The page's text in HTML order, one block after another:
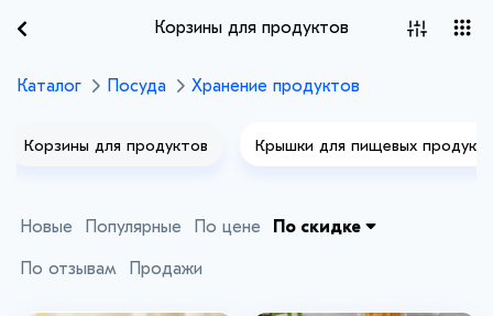
Корзины для продуктов
Каталог Посуда Хранение продуктов
Корзины для продуктов Крышки для пищевых
Новые Популярные По цене По скидке
По отзывам Продажи